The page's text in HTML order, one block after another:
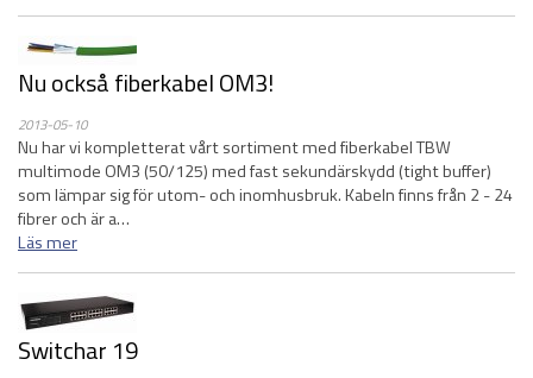
Nu också fiberkabel OM3!
2013-05-10
Nu har vi kompletterat vårt sortiment med fiberkabel TBW
multimode OM3 (50/125) med fast sekundärskydd (tight buffer)
som lämpar sig för utom- och inomhusbruk. Kabeln finns från 2 - 24
fibrer och är a…
Läs mer
Switchar 19